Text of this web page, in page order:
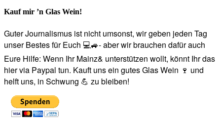
Kauf mir ’n Glas Wein!
Guter Journalismus ist nicht umsonst, wir geben jeden Tag
unser Bestes für Euch 💻🚙- aber wir brauchen dafür auch
Eure Hilfe: Wenn Ihr Mainz& unterstützen wollt, könnt Ihr das
hier via Paypal tun. Kauft uns ein gutes Glas Wein 🍷 und
helft uns, in Schwung 💪 zu bleiben!